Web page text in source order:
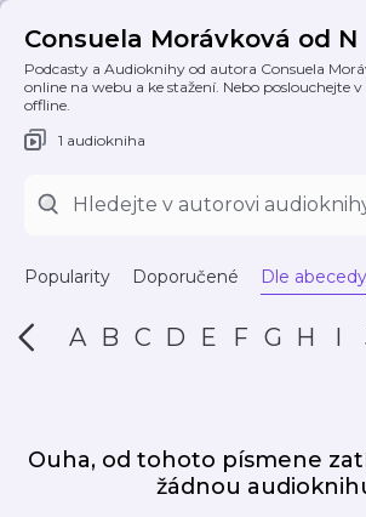
Consuela Morávková od N
Podcasty a Audioknihy od autora Consuela
online na webu a ke stažení. Nebo poslouchejte
offline.
1 audiokniha
Popularity Doporučené Dle abecedy
A B C D E F G H I
Ouha, od tohoto písmene
žádnou